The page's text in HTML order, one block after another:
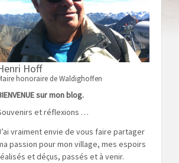
Hoff
honoraire de Waldighoffen
sur mon blog.
et réflexions …
vraiment envie de vous faire partager
passion pour mon village, mes espoirs
et déçus, passés et à venir.